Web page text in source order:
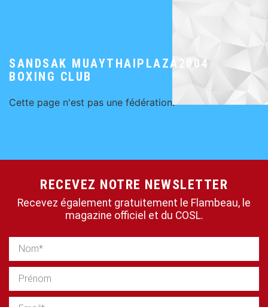
SANDSAK MUAYTHAIPLAZA2004
BOXING CLUB
Cette page n'est pas une fédération.
RECEVEZ NOTRE NEWSLETTER
Recevez également gratuitement le Flambeau, le
magazine officiel et du COSL.